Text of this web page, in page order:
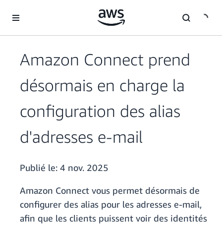
Amazon Connect prend
désormais en charge la
configuration des alias
d'adresses e-mail
Publié le: 4 nov. 2025
Amazon Connect vous permet désormais de
configurer des alias pour les adresses e-mail,
afin que les clients puissent voir des identités